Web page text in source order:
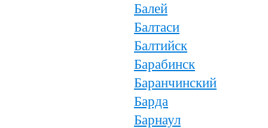
Балей
Балтаси
Балтийск
Барабинск
Баранчинский
Барда
Барнаул